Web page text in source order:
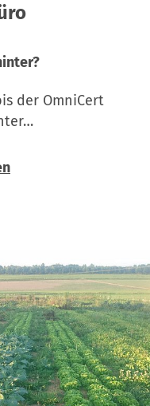
der OmniCert